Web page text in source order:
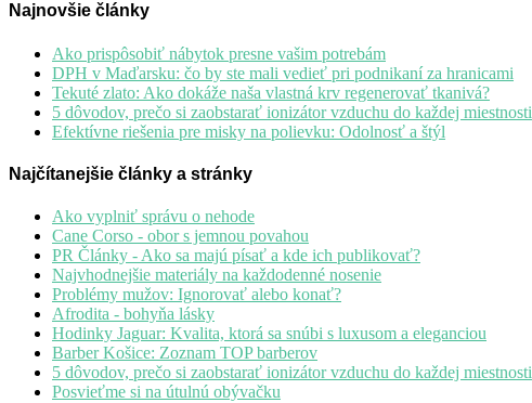
Najnovšie články
Ako prispôsobiť nábytok presne vašim potrebám
DPH v Maďarsku: čo by ste mali vedieť pri podnikaní za hranicami
Tekuté zlato: Ako dokáže naša vlastná krv regenerovať tkanivá?
5 dôvodov, prečo si zaobstarať ionizátor vzduchu do každej miestnosti
Efektívne riešenia pre misky na polievku: Odolnosť a štýl
Najčítanejšie články a stránky
Ako vyplniť správu o nehode
Cane Corso - obor s jemnou povahou
PR Články - Ako sa majú písať a kde ich publikovať?
Najvhodnejšie materiály na každodenné nosenie
Problémy mužov: Ignorovať alebo konať?
Afrodita - bohyňa lásky
Hodinky Jaguar: Kvalita, ktorá sa snúbi s luxusom a eleganciou
Barber Košice: Zoznam TOP barberov
5 dôvodov, prečo si zaobstarať ionizátor vzduchu do každej miestnosti
Posvieťme si na útulnú obývačku